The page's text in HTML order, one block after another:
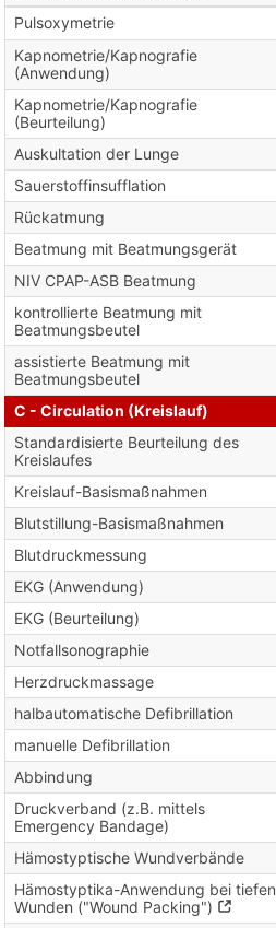
Pulsoxymetrie
Kapnometrie/Kapnografie
(Anwendung)
Kapnometrie/Kapnografie
(Beurteilung)
Auskultation der Lunge
Sauerstoffinsufflation
Rückatmung
Beatmung mit Beatmungsgerät
NIV CPAP-ASB Beatmung
kontrollierte Beatmung mit
Beatmungsbeutel
assistierte Beatmung mit
Beatmungsbeutel
C - Circulation (Kreislauf)
Standardisierte Beurteilung des
Kreislaufes
Kreislauf-Basismaßnahmen
Blutstillung-Basismaßnahmen
Blutdruckmessung
EKG (Anwendung)
EKG (Beurteilung)
Notfallsonographie
Herzdruckmassage
halbautomatische Defibrillation
manuelle Defibrillation
Abbindung
Druckverband (z.B. mittels
Emergency Bandage)
Hämostyptische Wundverbände
Hämostyptika-Anwendung bei tiefen
Wunden ("Wound Packing")